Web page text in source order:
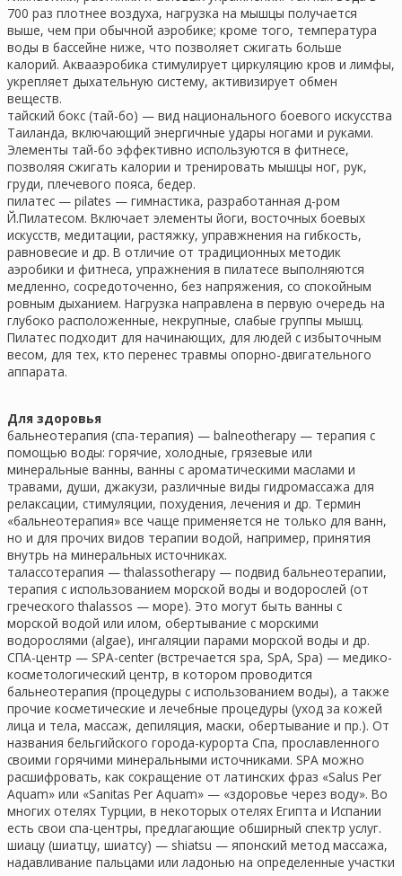
700 раз плотнее воздуха, нагрузка на мышцы получается
выше, чем при обычной аэробике; кроме того, температура
воды в бассейне ниже, что позволяет сжигать больше
калорий. Аквааэробика стимулирует циркуляцию кров и лимфы,
укрепляет дыхательную систему, активизирует обмен
веществ.
тайский бокс (тай-бо) — вид национального боевого искусства
Таиланда, включающий энергичные удары ногами и руками.
Элементы тай-бо эффективно используются в фитнесе,
позволяя сжигать калории и тренировать мышцы ног, рук,
груди, плечевого пояса, бедер.
пилатес — pilates — гимнастика, разработанная д-ром
Й.Пилатесом. Включает элементы йоги, восточных боевых
искусств, медитации, растяжку, управжнения на гибкость,
равновесие и др. В отличие от традиционных методик
аэробики и фитнеса, упражнения в пилатесе выполняются
медленно, сосредоточенно, без напряжения, со спокойным
ровным дыханием. Нагрузка направлена в первую очередь на
глубоко расположенные, некрупные, слабые группы мышц.
Пилатес подходит для начинающих, для людей с избыточным
весом, для тех, кто перенес травмы опорно-двигательного
аппарата.
Для здоровья
бальнеотерапия (спа-терапия) — balneotherapy — терапия с
помощью воды: горячие, холодные, грязевые или
минеральные ванны, ванны с ароматическими маслами и
травами, души, джакузи, различные виды гидромассажа для
релаксации, стимуляции, похудения, лечения и др. Термин
«бальнеотерапия» все чаще применяется не только для ванн,
но и для прочих видов терапии водой, например, принятия
внутрь на минеральных источниках.
талассотерапия — thalassotherapy — подвид бальнеотерапии,
терапия с использованием морской воды и водорослей (от
греческого thalassos — море). Это могут быть ванны с
морской водой или илом, обертывание с морскими
водорослями (algae), ингаляции парами морской воды и др.
СПА-центр — SPA-center (встречается spa, SpA, Spa) — медико-
косметологический центр, в котором проводится
бальнеотерапия (процедуры с использованием воды), а также
прочие косметические и лечебные процедуры (уход за кожей
лица и тела, массаж, депиляция, маски, обертывание и пр.). От
названия бельгийского города-курорта Спа, прославленного
своими горячими минеральными источниками. SPA можно
расшифровать, как сокращение от латинских фраз «Salus Per
Aquam» или «Sanitas Per Aquam» — «здоровье через воду». Во
многих отелях Турции, в некоторых отелях Египта и Испании
есть свои спа-центры, предлагающие обширный спектр услуг.
шиацу (шиатцу, шиатсу) — shiatsu — японский метод массажа,
надавливание пальцами или ладонью на определенные участки